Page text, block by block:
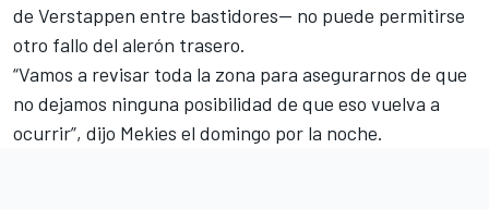
de Verstappen entre bastidores— no puede permitirse
otro fallo del alerón trasero.
“Vamos a revisar toda la zona para asegurarnos de que
no dejamos ninguna posibilidad de que eso vuelva a
ocurrir”, dijo Mekies el domingo por la noche.